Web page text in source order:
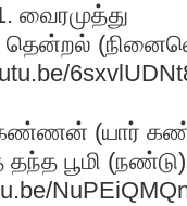
வைரமுத்து
கண்ணன் (யார்
பூமி (நண்டு)